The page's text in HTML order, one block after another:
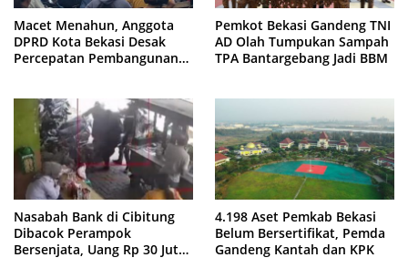
Macet Menahun, Anggota
DPRD Kota Bekasi Desak
Percepatan Pembangunan
Pemkot Bekasi Gandeng TNI
AD Olah Tumpukan Sampah
TPA Bantargebang Jadi BBM
Nasabah Bank di Cibitung
Dibacok Perampok
Bersenjata, Uang Rp 30 Juta
4.198 Aset Pemkab Bekasi
Belum Bersertifikat, Pemda
Gandeng Kantah dan KPK